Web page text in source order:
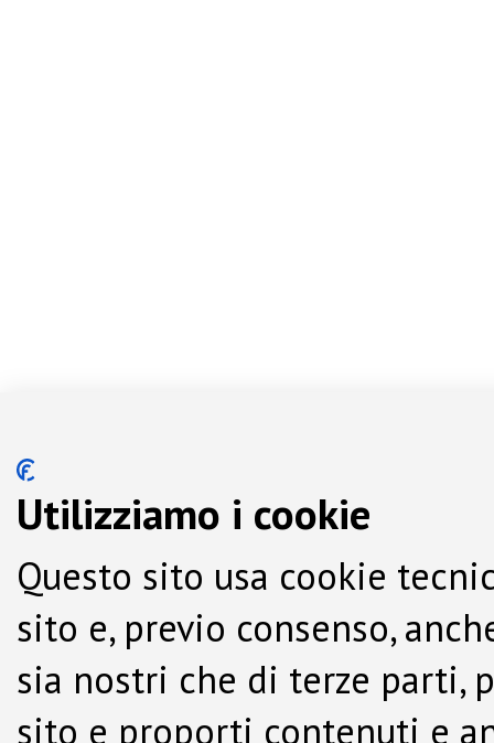
Utilizziamo i cookie
Questo sito usa cookie
sito e, previo consenso,
sia nostri che di terze parti,
sito e proporti contenuti e